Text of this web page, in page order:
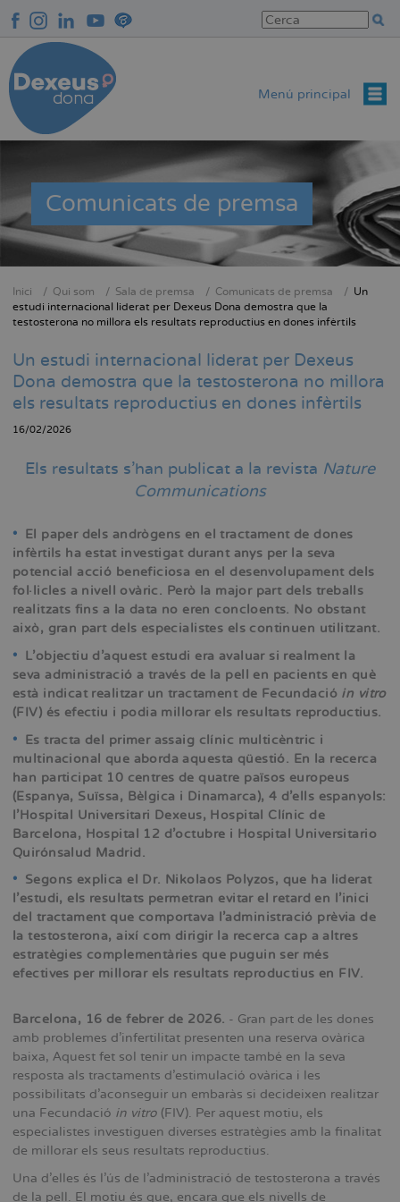
contingut
Menú principal
Comunicats de premsa
Fil
d'Ariadna
Inici Qui som Sala de premsa Comunicats de premsa
Un
estudi internacional liderat per Dexeus Dona demostra que la
testosterona no millora els resultats reproductius en dones infèrtils
Un estudi internacional liderat per Dexeus
Dona demostra que la testosterona no millora
els resultats reproductius en dones infèrtils
16/02/2026
Els resultats s’han publicat a la revista Nature
Communications
• El paper dels andrògens en el tractament de dones
infèrtils ha estat investigat durant anys per la seva
potencial acció beneficiosa en el desenvolupament dels
fol·licles a nivell ovàric. Però la major part dels treballs
realitzats fins a la data no eren concloents. No obstant
això, gran part dels especialistes els continuen utilitzant.
• L'objectiu d'aquest estudi era avaluar si realment la
seva administració a través de la pell en pacients en què
està indicat realitzar un tractament de Fecundació in vitro
(FIV) és efectiu i podia millorar els resultats reproductius.
• Es tracta del primer assaig clínic multicèntric i
multinacional que aborda aquesta qüestió. En la recerca
han participat 10 centres de quatre països europeus
(Espanya, Suïssa, Bèlgica i Dinamarca), 4 d'ells espanyols:
l'Hospital Universitari Dexeus, Hospital Clínic de
Barcelona, Hospital 12 d'octubre i Hospital Universitario
Quirónsalud Madrid.
• Segons explica el Dr. Nikolaos Polyzos, que ha liderat
l’estudi, els resultats permetran evitar el retard en l'inici
del tractament que comportava l'administració prèvia de
la testosterona, així com dirigir la recerca cap a altres
estratègies complementàries que puguin ser més
efectives per millorar els resultats reproductius en FIV.
Barcelona, 16 de febrer de 2026. - Gran part de les dones
amb problemes d'infertilitat presenten una reserva ovàrica
baixa, Aquest fet sol tenir un impacte també en la seva
resposta als tractaments d'estimulació ovàrica i les
possibilitats d'aconseguir un embaràs si decideixen realitzar
una Fecundació in vitro (FIV). Per aquest motiu, els
especialistes investiguen diverses estratègies amb la finalitat
de millorar els seus resultats reproductius.
Una d'elles és l'ús de l'administració de testosterona a través
de la pell. El motiu és que, encara que els nivells de